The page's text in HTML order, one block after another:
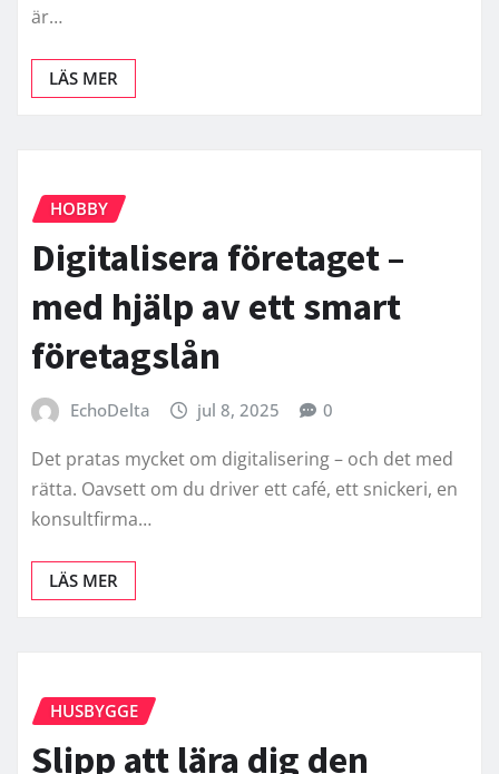
är…
LÄS MER
HOBBY
Digitalisera företaget –
med hjälp av ett smart
företagslån
EchoDelta jul 8, 2025 0
Det pratas mycket om digitalisering – och det med
rätta. Oavsett om du driver ett café, ett snickeri, en
konsultfirma…
LÄS MER
HUSBYGGE
Slipp att lära dig den